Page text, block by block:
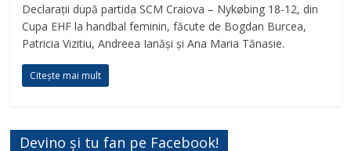
Declarații după partida SCM Craiova – Nykøbing 18-12, din
Cupa EHF la handbal feminin, făcute de Bogdan Burcea,
Patricia Vizitiu, Andreea Ianăși și Ana Maria Tănasie.
Citește mai mult
Devino și tu fan pe Facebook!